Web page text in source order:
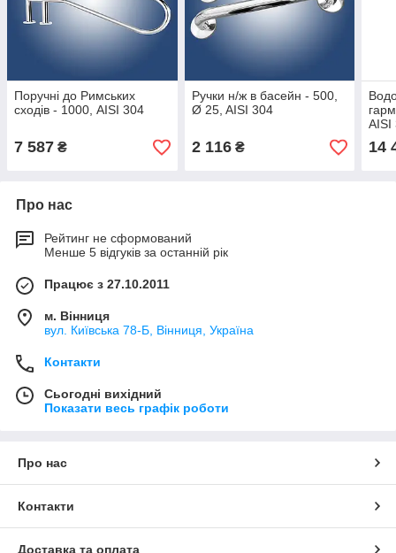
Поручні до Римських
сходів - 1000, AISI 304
7 587 ₴
Ручки н/ж в басейн - 500,
Ø 25, AISI 304
2 116₴
AISI
14
Про нас
Рейтинг не сформований
Менше 5 відгуків за останній рік
Працює з 27.10.2011
м. Вінниця
вул. Київська 78-Б, Вінниця, Україна
Контакти
Сьогодні вихідний
Показати весь графік роботи
Про нас
Контакти
Доставка та оплата